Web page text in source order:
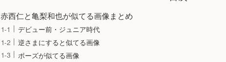
赤西仁と亀梨和也が似てる画像まとめ
デビュー前・ジュニア時代
逆さまにすると似てる画像
ポーズが似てる画像